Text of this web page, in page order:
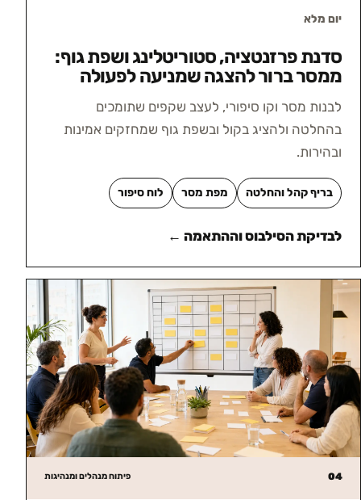
יום מלא
סדנת פרזנטציה, סטוריטלינג ושפת גוף:
ממסר ברור להצגה שמניעה לפעולה
לבנות מסר וקו סיפורי, לעצב שקפים שתומכים
בהחלטה ולהציג בקול ובשפת גוף שמחזקים אמינות
ובהירות.
בריף קהל והחלטה מפת מסר לוח סיפור
לבדיקת הסילבוס וההתאמה ←
04 פיתוח מנהלים ומנהיגות